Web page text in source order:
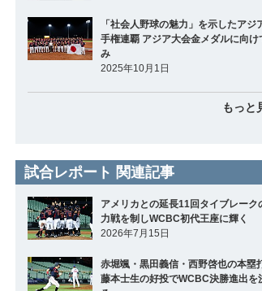
「社会人野球の魅力」を示したアジ
手権連覇 アジア大会金メダルに向け
み
2025年10月1日
もっと
試合レポート 関連記事
アメリカとの延長11回タイブレーク
力戦を制しWCBC初代王座に輝く
2026年7月15日
赤堀颯・黒田義信・西野啓也の本塁
藤本士生の好投でWCBC決勝進出を